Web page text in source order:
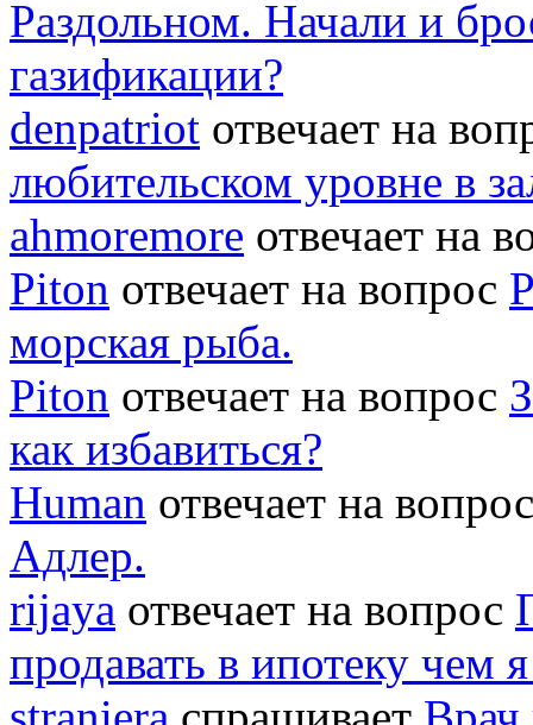
Раздольном. Начали и
газификации?
denpatriot отвечает на
любительском уровне в
ahmoremore отвечает на
Piton отвечает на вопрос
морская рыба.
Piton отвечает на вопрос
как избавиться?
Human отвечает на
Адлер.
rijaya отвечает на вопрос
продавать в ипотеку чем